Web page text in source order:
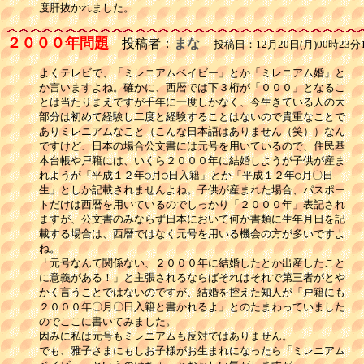
度肝抜かれました。
２０００年問題投稿者：まな 投稿日：12月20日(月)00時23分
よくテレビで、「ミレニアムベイビー」とか「ミレニアム婚」と
か言いますよね。確かに、西暦では下３桁が「０００」となるこ
とは当たりまえですが千年に一度しかなく、今生きている人の大
部分は初めて経験し二度と経験することはないので貴重なことで
ありミレニアムなこと（こんな日本語はありません（笑））なん
ですけど、日本の場合公文書には元号を用いているので、住民基
本台帳や戸籍には、いくら２０００年に結婚しようが子供が産ま
れようが「平成１２年○月○日入籍」とか「平成１２年○月〇日
生」としか記載されませんよね。子供が産まれた場合、パスポー
トだけは西暦を用いているのでしっかり「２０００年」表記され
ますが、公文書のみならず日本において何か書類に生年月日を記
載する場合は、西暦ではなく元号を用いる機会の方が多いですよ
ね。
「元号なんて関係ない、２０００年に結婚したとか出産したこと
に意義がある！」と主張されるならばそれはそれで第三者がとや
かく言うことではないのですが、結婚を控えた知人が「戸籍にも
２０００年〇月〇日入籍と書かれるよ」とのたまわっていました
のでここに書いてみました。
因みに私は元号もミレニアムも反対ではありません。
でも、雅子さまにもしお子様がお生まれになったら「ミレニアム